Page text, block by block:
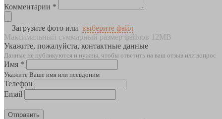
Комментарии *
Загрузите фото или выберите файл
Максимальный суммарный размер файлов 12MB
Укажите, пожалуйста, контактные данные
Данные не публикуются и нужны, чтобы ответить на ваш отзыв или вопрос
Имя *
Укажите Ваше имя или псевдоним
Телефон
Email
Отправить